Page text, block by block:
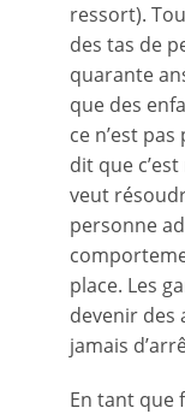
ressort).
des tas de
quarante
que des
ce n’est
dit que
veut
personne
place. Les
devenir des
jamais
En tant que